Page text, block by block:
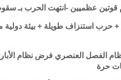
قوتين عظميين -انتهت الحرب بـ
+ حرب استنزاف طويلة + بيئة دولية
الفصل العنصري فرض نظام